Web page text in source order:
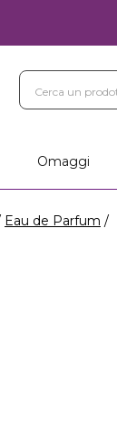
Omaggi
Eau de Parfum